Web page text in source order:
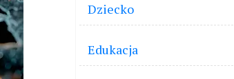
Dziecko
Edukacja